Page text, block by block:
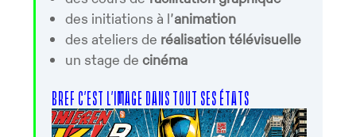
des initiations à l’animation
des ateliers de réalisation télévisuelle
un stage decinéma
BREF C’EST L’IMAGE DANS TOUT SES ÉTATS